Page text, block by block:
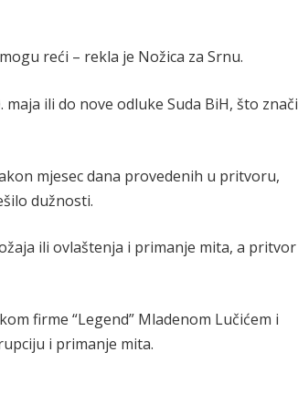
reći – rekla je Nožica za Srnu.
ili do nove odluke Suda BiH, što znači
mjesec dana provedenih u pritvoru,
dužnosti.
ili ovlaštenja i primanje mita, a pritvor
firme “Legend” Mladenom Lučićem i
i primanje mita.